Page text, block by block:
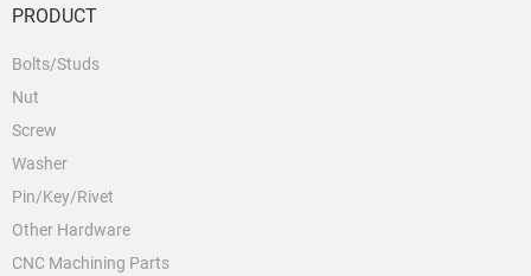
PRODUCT
Bolts/Studs
Nut
Screw
Washer
Pin/Key/Rivet
Other Hardware
CNC Machining Parts